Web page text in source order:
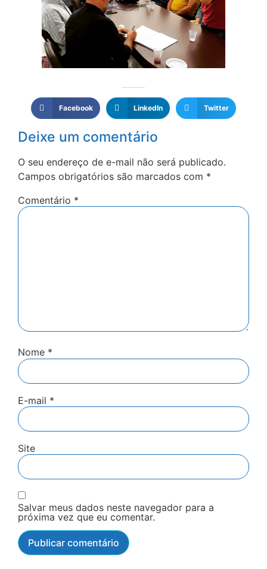
Facebook LinkedIn Twitter
Deixe um comentário
O seu endereço de e-mail não será publicado.
Campos obrigatórios são marcados com *
Comentário *
Nome *
E-mail *
Site
Salvar meus dados neste navegador para a
próxima vez que eu comentar.